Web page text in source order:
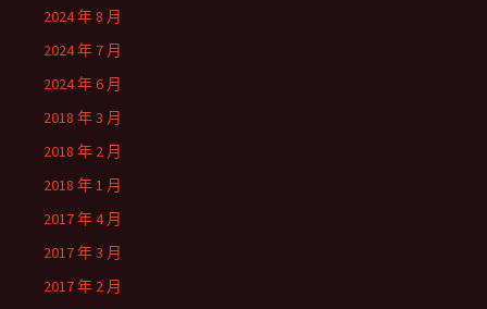
2024 年 8 月
2024 年 7 月
2024 年 6 月
2018 年 3 月
2018 年 2 月
2018 年 1 月
2017 年 4 月
2017 年 3 月
2017 年 2 月